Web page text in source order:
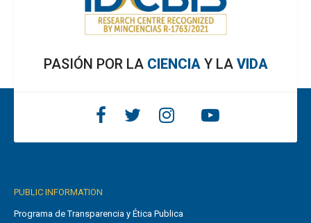
PASIÓN POR LA CIENCIA Y LA VIDA
PUBLIC INFORMATION
Programa de Transparencia y Ética Publica